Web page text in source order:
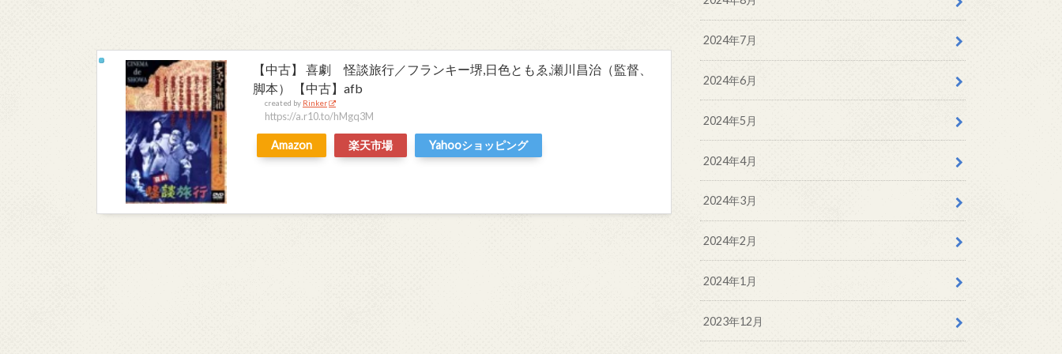
【中古】 喜劇 怪談旅行／フランキー堺,日色ともゑ,瀬川昌治（監督、
脚本） 【中古】afb
created by Rinker
https://a.r10.to/hMgq3M
Amazon 楽天市場 Yahooショッピング
2024年7月
2024年6月
2024年5月
2024年4月
2024年3月
2024年2月
2024年1月
2023年12月